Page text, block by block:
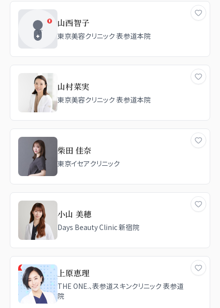
山西智子
東京美容クリニック 表参道本院
山村菜実
東京美容クリニック 表参道本院
柴田 佳奈
東京イセアクリニック
小山 美穂
Days Beauty Clinic 新宿院
上原恵理
THE ONE.、表参道スキンクリニック 表参道
院